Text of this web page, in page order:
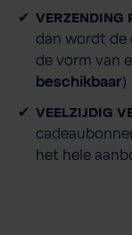
VERZENDING
dan wordt de
de vorm van
beschikbaar)
VEELZIJDIG
het hele